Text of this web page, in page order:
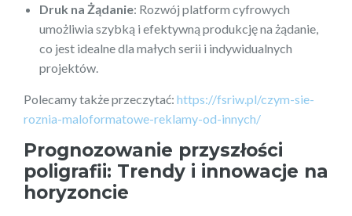
Druk na Żądanie: Rozwój platform cyfrowych
umożliwia szybką i efektywną produkcję na żądanie,
co jest idealne dla małych serii i indywidualnych
projektów.
Polecamy także przeczytać: https://fsriw.pl/czym-sie-
roznia-maloformatowe-reklamy-od-innych/
Prognozowanie przyszłości
poligrafii: Trendy i innowacje na
horyzoncie